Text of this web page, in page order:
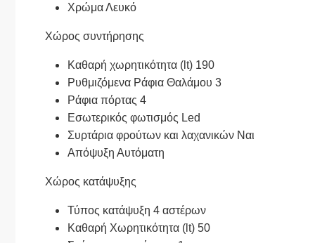
Χρώμα Λευκό
Χώρος συντήρησης
Καθαρή χωρητικότητα (lt) 190
Ρυθμιζόμενα Ράφια Θαλάμου 3
Ράφια πόρτας 4
Εσωτερικός φωτισμός Led
Συρτάρια φρούτων και λαχανικών Ναι
Απόψυξη Αυτόματη
Χώρος κατάψυξης
Τύπος κατάψυξη 4 αστέρων
Καθαρή Χωρητικότητα (lt) 50